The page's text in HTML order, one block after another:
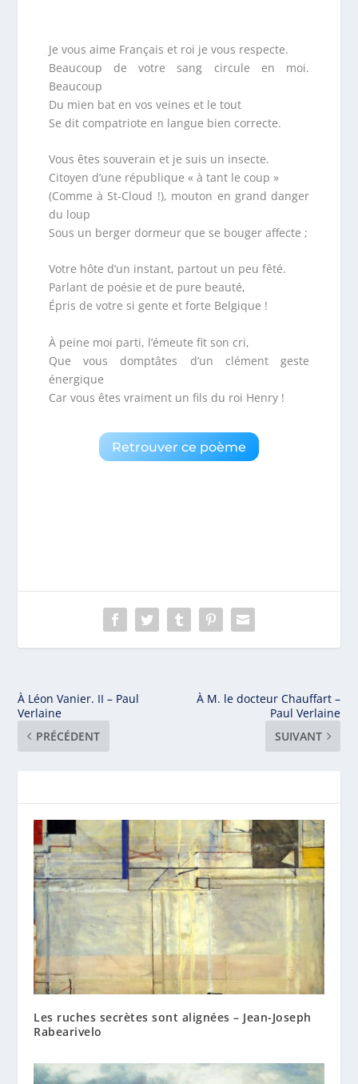
Je vous aime Français et roi je vous respecte.
Beaucoup de votre sang circule en moi.
Beaucoup
Du mien bat en vos veines et le tout
Se dit compatriote en langue bien correcte.
Vous êtes souverain et je suis un insecte.
Citoyen d’une république « à tant le coup »
(Comme à St-Cloud !), mouton en grand danger
du loup
Sous un berger dormeur que se bouger affecte ;
Votre hôte d’un instant, partout un peu fêté.
Parlant de poésie et de pure beauté,
Épris de votre si gente et forte Belgique !
À peine moi parti, l’émeute fit son cri,
Que vous domptâtes d’un clément geste
énergique
Car vous êtes vraiment un fils du roi Henry !
Retrouver ce poème
À Léon Vanier. II – Paul
Verlaine
PRÉCÉDENT
À M. le docteur Chauffart –
Paul Verlaine
SUIVANT
Les ruches secrètes sont alignées – Jean-Joseph
Rabearivelo